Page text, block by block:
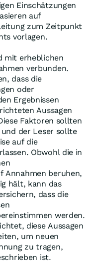
Einschätzungen
auf
zum Zeitpunkt
vorlagen.
mit erheblichen
verbunden.
dass die
oder
Ergebnissen
Aussagen
Faktoren sollten
der Leser sollte
auf die
Obwohl die in
Annahmen beruhen,
hält, kann das
dass die
werden.
diese Aussagen
um neuen
zu tragen,
ist.